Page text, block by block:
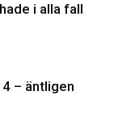
i alla fall
– äntligen